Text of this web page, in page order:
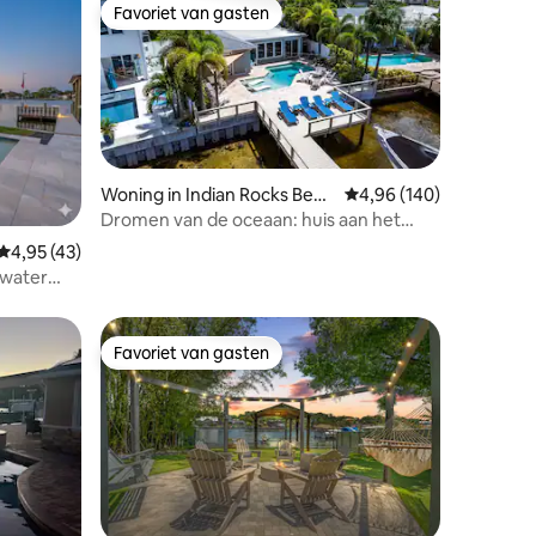
beoordeling van 4,95 op 5, 43 recensies
4,95 (43)
Favoriet van gasten
Favoriet van gasten
Woning in Indian Rocks Beac
h
Gemiddelde
4,96 (140)
Dromen van de oceaan: huis aan het
Favoriet van gasten
Favoriet van gasten